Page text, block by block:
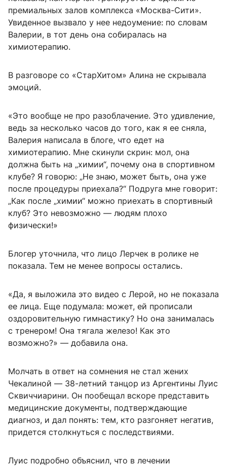
премиальных залов комплекса «Москва-Сити».
Увиденное вызвало у нее недоумение: по словам
Валерии, в тот день она собиралась на
химиотерапию.
В разговоре со «СтарХитом» Алина не скрывала
эмоций.
«Это вообще не про разоблачение. Это удивление,
ведь за несколько часов до того, как я ее сняла,
Валерия написала в блоге, что едет на
химиотерапию. Мне скинули скрин: мол, она
должна быть на „химии“, почему она в спортивном
клубе? Я говорю: „Не знаю, может быть, она уже
после процедуры приехала?“ Подруга мне говорит:
„Как после „химии“ можно приехать в спортивный
клуб? Это невозможно — людям плохо
физически!»
Блогер уточнила, что лицо Лерчек в ролике не
показала. Тем не менее вопросы остались.
«Да, я выложила это видео с Лерой, но не показала
ее лица. Еще подумала: может, ей прописали
оздоровительную гимнастику? Но она занималась
с тренером! Она тягала железо! Как это
возможно?» — добавила она.
Молчать в ответ на сомнения не стал жених
Чекалиной — 38-летний танцор из Аргентины Луис
Сквиччиарини. Он пообещал вскоре представить
медицинские документы, подтверждающие
диагноз, и дал понять: тем, кто разгоняет негатив,
придется столкнуться с последствиями.
Луис подробно объяснил, что в лечении